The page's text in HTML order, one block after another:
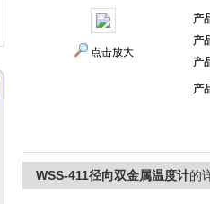
点击放大
产
产
产
产
WSS-411径向双金属温度计的